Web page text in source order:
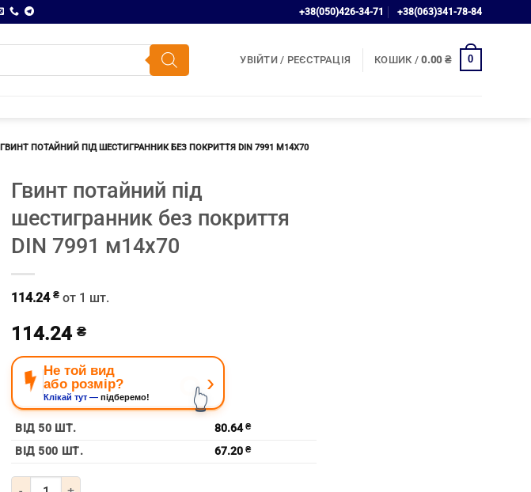
+38(050)426-34-71 +38(063)341-78-84
УВІЙТИ / РЕЄСТРАЦІЯ КОШИК /0.00 ₴ 0
ГВИНТ ПОТАЙНИЙ ПІД ШЕСТИГРАННИК БЕЗ ПОКРИТТЯ DIN 7991 М14Х70
Гвинт потайний під
шестигранник без покриття
DIN 7991 м14х70
114.24 ₴ от 1 шт.
114.24 ₴
Не той вид
або розмір?
Клікай тут — підберемо!
›
👆
ВІД 50 ШТ. 80.64₴
ВІД 500 ШТ. 67.20 ₴
Кількість Гвинт потайний під шестигранник без покриття DIN 7991 м14х70